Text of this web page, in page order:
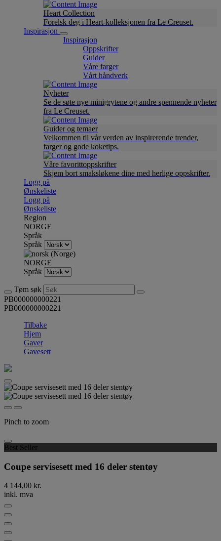
Heart Collection
Forelsk deg i Heart-kolleksjonen fra Le Creuset.
Inspirasjon
Inspirasjon
Oppskrifter
Guider
Våre farger
Vårt håndverk
Nyheter
Se de søte nye minigrytene og andre spennende nyheter
fra Le Creuset.
Guider og temaer
Velkommen til vår verden av inspirerende trender,
farger og gode koketips.
Våre favorittoppskrifter
Skjem bort smaksløkene dine med herlige oppskrifter.
Logg på
Ønskeliste
Logg på
Ønskeliste
Region
NORGE
Språk
Språk
NORGE
Språk
Tøm søk
PB000000000221
PB000000000221
Tilbake
Hjem
Gaver
Gavesett
Pinch to zoom
Best Seller
Coupe servisesett med 16 deler stentøy
4 144,00 kr.
inkl. mva